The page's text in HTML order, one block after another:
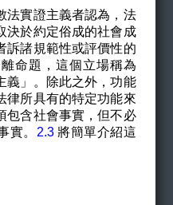
實證主義者認為，法
決於約定俗成的社會成
訴諸規範性或評價性的
命題，這個立場稱為
義」。除此之外，功能
律所具有的特定功能來
包含社會事實，但不必
實。 2.3將簡單介紹這